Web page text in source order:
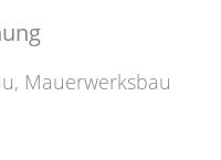
, Mauerwerksbau